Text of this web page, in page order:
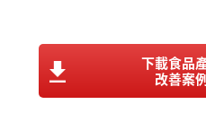
下載食品
改善案